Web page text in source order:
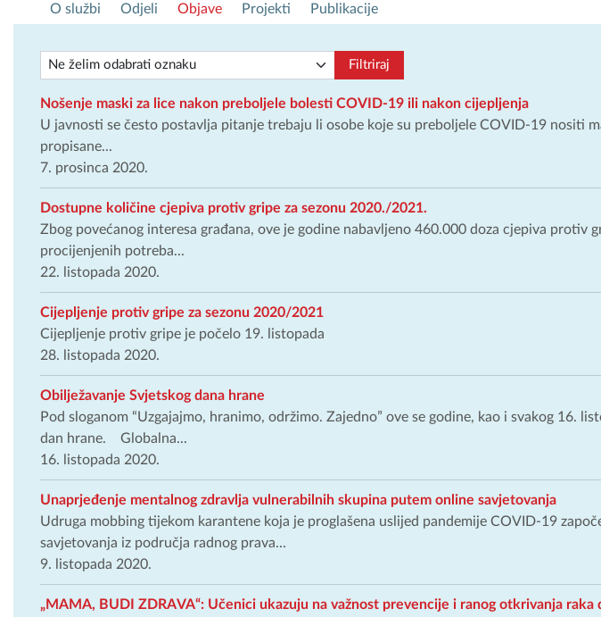
O službi Odjeli Objave Projekti Publikacije
Filtriraj
Nošenje maski za lice nakon preboljele bolesti COVID-19 ili nakon cijepljenja
U javnosti se često postavlja pitanje trebaju li osobe koje su preboljele COVID-19 nositi
propisane...
7. prosinca 2020.
Dostupne količine cjepiva protiv gripe za sezonu 2020./2021.
Zbog povećanog interesa građana, ove je godine nabavljeno 460.000 doza cjepiva protiv
procijenjenih potreba...
22. listopada 2020.
Cijepljenje protiv gripe za sezonu 2020/2021
Cijepljenje protiv gripe je počelo 19. listopada
28. listopada 2020.
Obilježavanje Svjetskog dana hrane
Pod sloganom “Uzgajajmo, hranimo, održimo. Zajedno” ove se godine, kao i svakog 16.
dan hrane. Globalna...
16. listopada 2020.
Unaprjeđenje mentalnog zdravlja vulnerabilnih skupina putem online savjetovanja
Udruga mobbing tijekom karantene koja je proglašena uslijed pandemije COVID-19
savjetovanja iz područja radnog prava...
9. listopada 2020.
„MAMA, BUDI ZDRAVA“: Učenici ukazuju na važnost prevencije i ranog otkrivanja raka